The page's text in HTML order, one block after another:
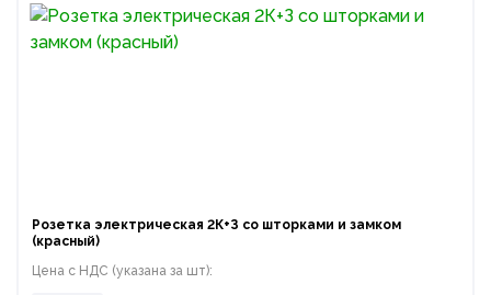
Розетка электрическая 2К+З со шторками и замком
(красный)
Цена с НДС (указана за шт):